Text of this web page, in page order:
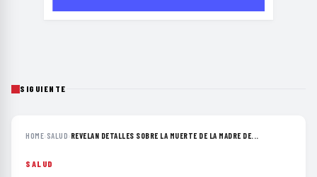
SIGUIENTE
HOME› SALUD› REVELAN DETALLES SOBRE LA MUERTE DE LA MADRE DE...
SALUD